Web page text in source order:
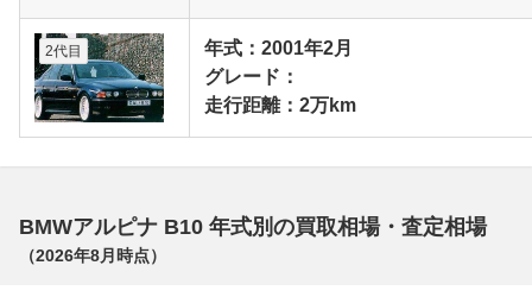
2代目
年式：2001年2月
グレード：
走行距離：2万km
BMWアルピナ B10 年式別の買取相場・査定相場
（2026年8月 時点）